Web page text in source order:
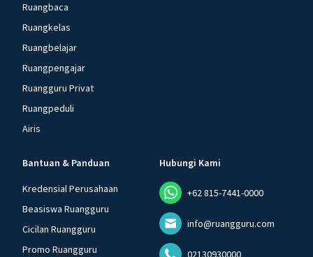
Ruangbaca
Ruangkelas
Ruangbelajar
Ruangpengajar
Ruangguru Privat
Ruangpeduli
Airis
Bantuan & Panduan
Kredensial Perusahaan
Beasiswa Ruangguru
Cicilan Ruangguru
Promo Ruangguru
Hubungi Kami
+62 815-7441-0000
info@ruangguru.com
02130930000